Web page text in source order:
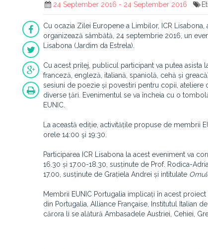
24 September 2016 - 24 September 2016
Cu ocazia Zilei Europene a Limbilor, ICR
organizează sâmbătă, 24 septembrie 2016, un
Lisabona (Jardim da Estrela).
Cu acest prilej, publicul participant va putea asista
franceză, engleză, italiană, spaniolă, cehă și
sesiuni de poezie și povestiri pentru copii, ateliere
diverse țări. Evenimentul se va încheia cu o
EUNIC.
La această ediție, activitățile propuse de membrii
orele 14:00 şi 19:30.
Participarea ICR Lisabona la acest eveniment va
16.30 și 17.00-18.30, susținute de Prof. Rodica-
17.00, susținute de Grațiela Andrei și intitulate
Membrii EUNIC Portugalia implicați în acest
din Portugalia, Alliance Française, Institutul Italian
cărora li se alătură Ambasadele Austriei, Cehiei,